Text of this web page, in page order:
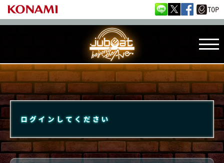
ログインしてください